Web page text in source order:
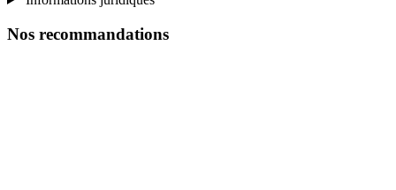
Nos recommandations